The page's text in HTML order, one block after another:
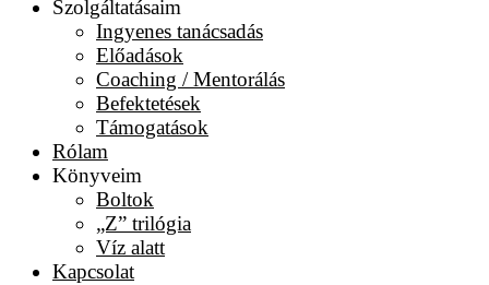
Szolgáltatásaim
Ingyenes tanácsadás
Előadások
Coaching / Mentorálás
Befektetések
Támogatások
Rólam
Könyveim
Boltok
„Z” trilógia
Víz alatt
Kapcsolat